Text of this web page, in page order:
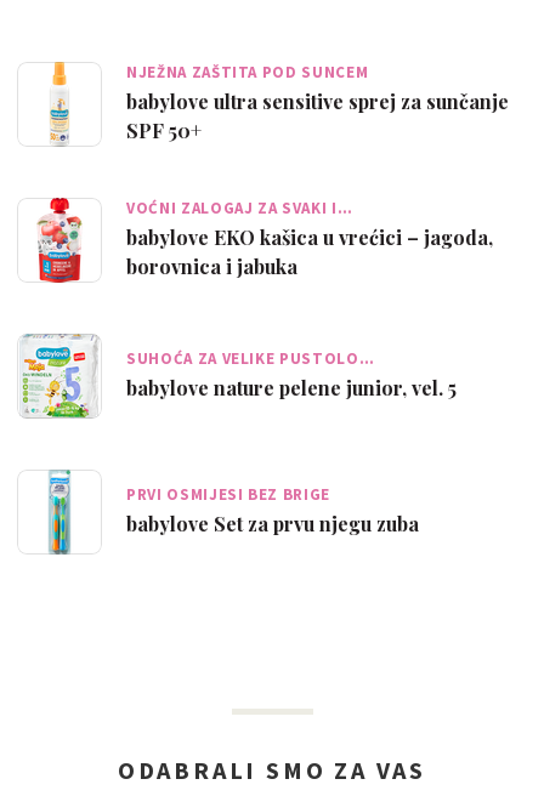
NJEŽNA ZAŠTITA POD SUNCEM
babylove ultra sensitive sprej za sunčanje
SPF 50+
VOĆNI ZALOGAJ ZA SVAKI I…
babylove EKO kašica u vrećici – jagoda,
borovnica i jabuka
SUHOĆA ZA VELIKE PUSTOLO…
babylove nature pelene junior, vel. 5
PRVI OSMIJESI BEZ BRIGE
babylove Set za prvu njegu zuba